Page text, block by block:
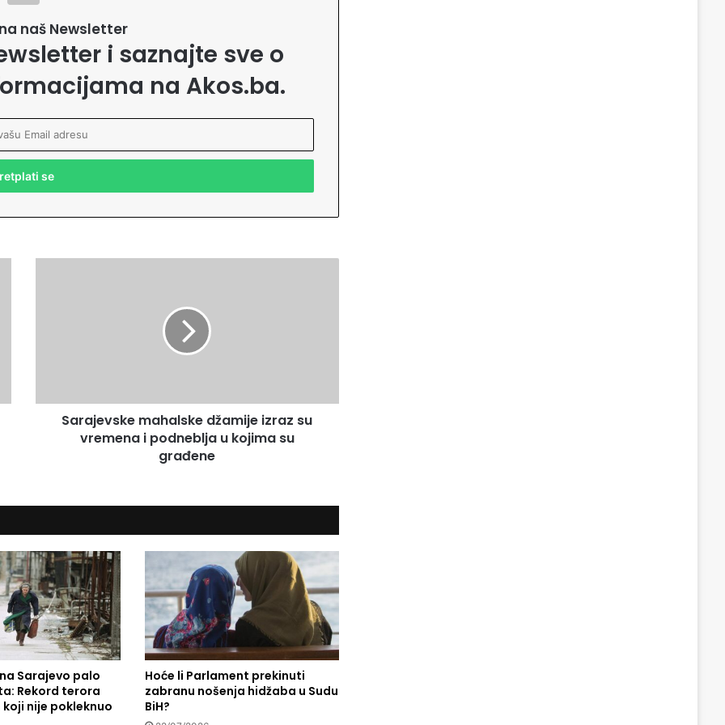
naš Newsletter
i saznajte sve o
na Akos.ba.
k
l
k
e
d
ž
a
m
i
j
e
i
z
Sarajevske mahalske džamije izraz su
vremena i podneblja u kojima su
građene
Sarajevo palo
Rekord terora
nije pokleknuo
Hoće li Parlament prekinuti
zabranu nošenja hidžaba u Sudu
BiH?